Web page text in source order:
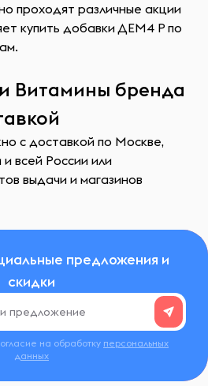
проходят различные акции
купить добавки ДЕМ4 Р по
Витамины бренда
с доставкой по Москве,
всей России или
выдачи и магазинов
предложения и
скидки
на обработку персональных
данных